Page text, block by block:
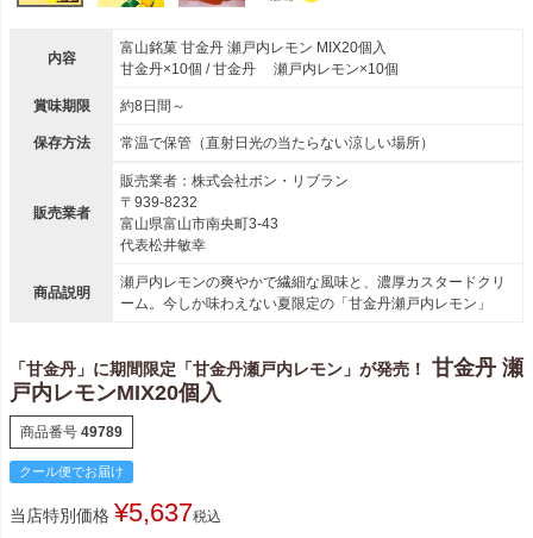
内容
富山銘菓 甘金丹 瀬戸内レモン MIX20個入
甘金丹×10個 / 甘金丹 瀬戸内レモン×10個
賞味期限 約8日間～
保存方法 常温で保管（直射日光の当たらない涼しい場所）
販売業者
販売業者：株式会社ボン・リブラン
〒939-8232
富山県富山市南央町3-43
代表松井敏幸
商品説明
瀬戸内レモンの爽やかで繊細な風味と、濃厚カスタードクリ
ーム。今しか味わえない夏限定の「甘金丹瀬戸内レモン」
「甘金丹」に期間限定「甘金丹瀬戸内レモン」が発売！
甘金丹 瀬
戸内レモンMIX20個入
商品番号 49789
クール便でお届け
当店特別価格 ¥5,637税込